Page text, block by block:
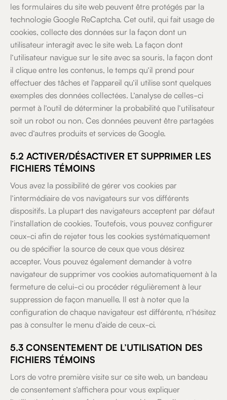
les formulaires du site web peuvent être protégés par la
technologie Google ReCaptcha. Cet outil, qui fait usage de
cookies, collecte des données sur la façon dont un
utilisateur interagit avec le site web. La façon dont
l’utilisateur navigue sur le site avec sa souris, la façon dont
il clique entre les contenus, le temps qu’il prend pour
effectuer des tâches et l’appareil qu’il utilise sont quelques
exemples des données collectées. L’analyse de celles-ci
permet à l’outil de déterminer la probabilité que l’utilisateur
soit un robot ou non. Ces données peuvent être partagées
avec d’autres produits et services de Google.
5.2 ACTIVER/DÉSACTIVER ET SUPPRIMER LES
FICHIERS TÉMOINS
Vous avez la possibilité de gérer vos cookies par
l’intermédiaire de vos navigateurs sur vos différents
dispositifs. La plupart des navigateurs acceptent par défaut
l’installation de cookies. Toutefois, vous pouvez configurer
ceux-ci afin de rejeter tous les cookies systématiquement
ou de spécifier la source de ceux que vous désirez
accepter. Vous pouvez également demander à votre
navigateur de supprimer vos cookies automatiquement à la
fermeture de celui-ci ou procéder régulièrement à leur
suppression de façon manuelle. Il est à noter que la
configuration de chaque navigateur est différente, n’hésitez
pas à consulter le menu d’aide de ceux-ci.
5.3 CONSENTEMENT DE L’UTILISATION DES
FICHIERS TÉMOINS
Lors de votre première visite sur ce site web, un bandeau
de consentement s’affichera pour vous expliquer